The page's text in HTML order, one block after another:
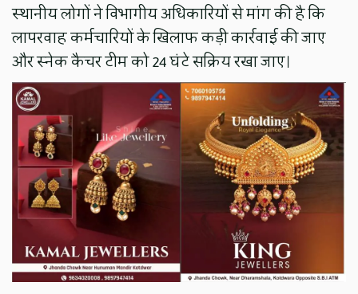
स्थानीय लोगों ने विभागीय अधिकारियों से मांग की है कि
लापरवाह कर्मचारियों के खिलाफ कड़ी कार्रवाई की जाए
और स्नेक कैचर टीम को 24 घंटे सक्रिय रखा जाए।